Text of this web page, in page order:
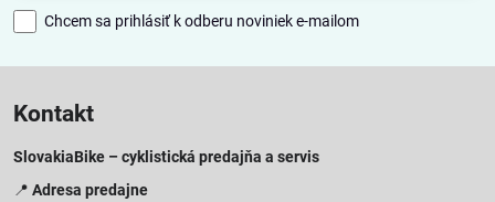
Chcem sa prihlásiť k odberu noviniek e-mailom
Kontakt
SlovakiaBike – cyklistická predajňa a servis
📍 Adresa predajne